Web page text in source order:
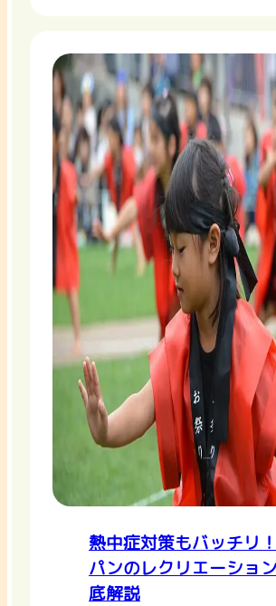
熱中症対策もバッチリ
パンのレクリエーショ
底解説